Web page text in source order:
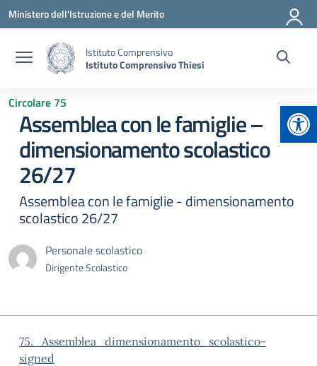
Vai ai contenuti
Vai al menu di navigazione
Vai al footer
Ministero dell'Istruzione e del Merito
Istituto Comprensivo
Istituto Comprensivo Thiesi
Circolare 75
Assemblea con le famiglie –
dimensionamento scolastico
26/27
Assemblea con le famiglie - dimensionamento
scolastico 26/27
Personale scolastico
Dirigente Scolastico
75._Assemblea_dimensionamento_scolastico-
signed